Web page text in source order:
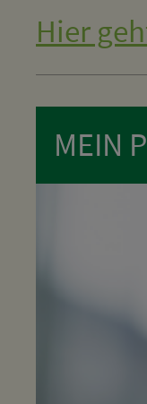
Hier
MEIN